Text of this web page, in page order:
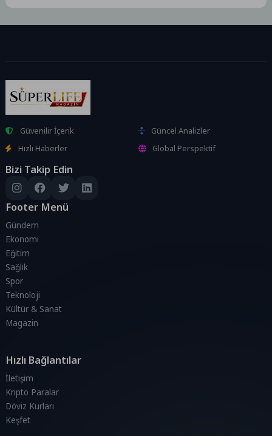
sarsılmaz savunucusu
Güvenilir İçerik
Güncel Analizler
Hızlı Haberler
Global Perspektif
Bizi Takip Edin
Footer Menü
Gündem
Ekonomi
Eğitim
Sağlık
Spor
Teknoloji
Kültür & Sanat
Magazin
Hızlı Bağlantılar
İletişim
Kripto Paralar
Döviz Kurları
Keşfet